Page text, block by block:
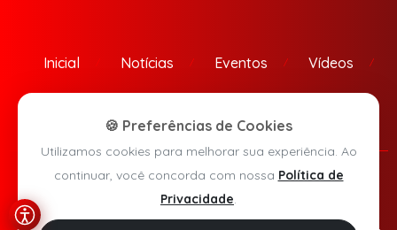
Inicial Notícias Eventos Vídeos
Política de Privacidade
Agora Sudoeste © 2026 - Todos os direitos reservados.
🍪 Preferências de Cookies
Utilizamos cookies para melhorar sua experiência. Ao
continuar, você concorda com nossa Política de
Privacidade.